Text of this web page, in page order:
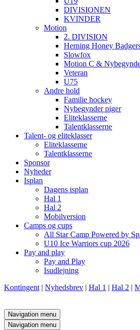
DIVISIONEN
KVINDER
Motion
2. DIVISION
Herning Honey
Slowfox
Motion C &
Veteran
U75
Andre hold
Familie hockey
Nybegynder piger
Eliteklasserne
Talentklasserne
Talent- og eliteklasser
Eliteklasserne
Talentklasserne
Sponsor
Nyheder
Isplan
Dagens isplan
Hal 1
Hal 2
Mobilversion
Camps og cups
All Star Camp Powered by
U10 Ice Warriors cup 2026
Pay and play
Pay and Play
Isudlejning
Kontingent | Nyhedsbrev | Hal 1 | Hal 2 |
Navigation menu
Navigation menu